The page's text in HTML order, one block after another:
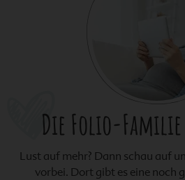
Die Folio-Familie
Lust auf mehr? Dann schau auf
vorbei. Dort gibt es eine noch